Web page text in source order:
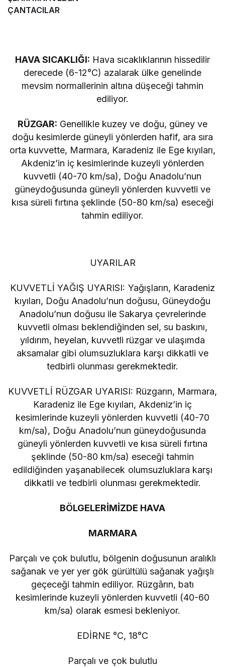
ÇANTACILAR
HAVA SICAKLIĞI: Hava sıcaklıklarının hissedilir
derecede (6-12°C) azalarak ülke genelinde
mevsim normallerinin altına düşeceği tahmin
ediliyor.
RÜZGAR: Genellikle kuzey ve doğu, güney ve
doğu kesimlerde güneyli yönlerden hafif, ara sıra
orta kuvvette, Marmara, Karadeniz ile Ege kıyıları,
Akdeniz’in iç kesimlerinde kuzeyli yönlerden
kuvvetli (40-70 km/sa), Doğu Anadolu’nun
güneydoğusunda güneyli yönlerden kuvvetli ve
kısa süreli fırtına şeklinde (50-80 km/sa) eseceği
tahmin ediliyor.
UYARILAR
KUVVETLİ YAĞIŞ UYARISI: Yağışların, Karadeniz
kıyıları, Doğu Anadolu’nun doğusu, Güneydoğu
Anadolu’nun doğusu ile Sakarya çevrelerinde
kuvvetli olması beklendiğinden sel, su baskını,
yıldırım, heyelan, kuvvetli rüzgar ve ulaşımda
aksamalar gibi olumsuzluklara karşı dikkatli ve
tedbirli olunması gerekmektedir.
KUVVETLİ RÜZGAR UYARISI: Rüzgarın, Marmara,
Karadeniz ile Ege kıyıları, Akdeniz’in iç
kesimlerinde kuzeyli yönlerden kuvvetli (40-70
km/sa), Doğu Anadolu’nun güneydoğusunda
güneyli yönlerden kuvvetli ve kısa süreli fırtına
şeklinde (50-80 km/sa) eseceği tahmin
edildiğinden yaşanabilecek olumsuzluklara karşı
dikkatli ve tedbirli olunması gerekmektedir.
BÖLGELERİMİZDE HAVA
MARMARA
Parçalı ve çok bulutlu, bölgenin doğusunun aralıklı
sağanak ve yer yer gök gürültülü sağanak yağışlı
geçeceği tahmin ediliyor. Rüzgârın, batı
kesimlerinde kuzeyli yönlerden kuvvetli (40-60
km/sa) olarak esmesi bekleniyor.
EDİRNE °C, 18°C
Parçalı ve çok bulutlu